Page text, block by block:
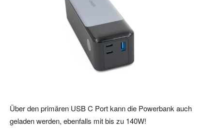
Über den primären USB C Port kann die Powerbank auch
geladen werden, ebenfalls mit bis zu 140W!